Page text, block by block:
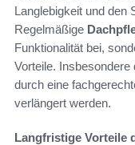
Langlebigkeit und den
Regelmäßige
Funktionalität bei,
Vorteile. Insbesondere
durch eine
verlängert werden.
Langfristige Vorteile